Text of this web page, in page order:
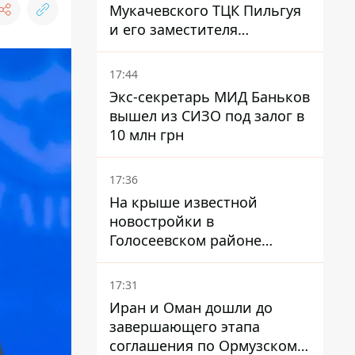
Мукачевского ТЦК Пильгуя
и его заместителя
отправили в СИЗО без
права залога – журналист
17:44
Экс-секретарь МИД Баньков
вышел из СИЗО под залог в
10 млн грн
17:36
На крыше известной
новостройки в
Голосеевском районе
разбивают парк площадью
в гектар
17:31
Иран и Оман дошли до
завершающего этапа
соглашения по Ормузскому